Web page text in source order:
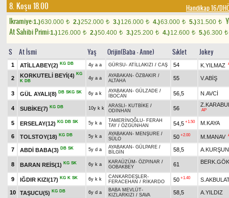
8. Koşu 18.00 Handikap 16/
Ikramiye:1.)630.000 t 2.)252.000 t 3.)126.000 t 4.)63.000 t 5.)31.500 t
At Sahibi Primi:1.)126.000 t 2.)50.400 t 3.)25.200 t 4.)12.600 t 5.)6.300 t
S At İsmi Yaş Orijin(Baba - Anne) Sıklet Jokey
1 ATİLLABEY(2) KG DB 4y a a GÜRSU- ATİLLAKIZI / CAŞ 54 K.YILMAZ
2 KORKUTELİ BEYİ(4) KG
K DB
4y a a AYABAKAN - ÖZBAKIR /
ALTAHA
55 V.ABİŞ
3 GÜL AYALI(8) DB SKG SK 6y a k AYABAKAN - GÜLZADE /
İBOCAN
56,5 N.AVCİ
4 SUBİKE(7) KG DB 10y k k ARASLI - KUTBİKE /
ODİNHAN
56 AP
5 ERSELAY(12) KG DB SK 5y k a TAMERİNOĞLU- FERAH
TAY / ÖZGÜNHAN 54,5 +1.50 M.KAYA
6 TOLSTOY(18) KG DB 5y k a AYABAKAN - MENŞURE /
SÜLO
50 +2.00 M.MANAV
7 ABDİ BABA(3) DB SK 5y d a AYABAKAN - GÜLPARE /
BİLGİN
58,5 A.KURŞUN
8 BARAN REİS(1) KG SK 6y k a KARAÜZÜM - ÖZPINAR /
GOBAKBEY
61
9 IĞDIR KIZI(17) KG K SK 6y k k CANKARDEŞLER-
FERACEHAN / RİKARDO 50 +1.40
10 TAŞUCU(5) KG DB 6y d a BABA MEVLÜT-
KIZLARKIZI / SAVA 58,5 A.YILDIZ